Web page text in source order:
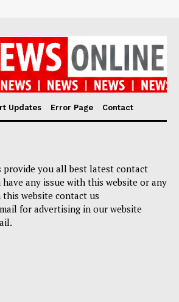
Updates Error Page Contact
provide you all best latest contact
any issue with this website or any
website contact us
for advertising in our website